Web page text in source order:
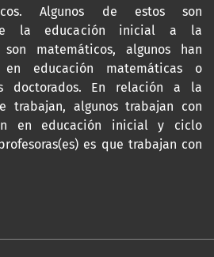
Algunos de estos son
la educación inicial a la
matemáticos, algunos han
en educación matemáticas o
doctorados. En relación a la
trabajan, algunos trabajan con
en educación inicial y ciclo
es que trabajan con